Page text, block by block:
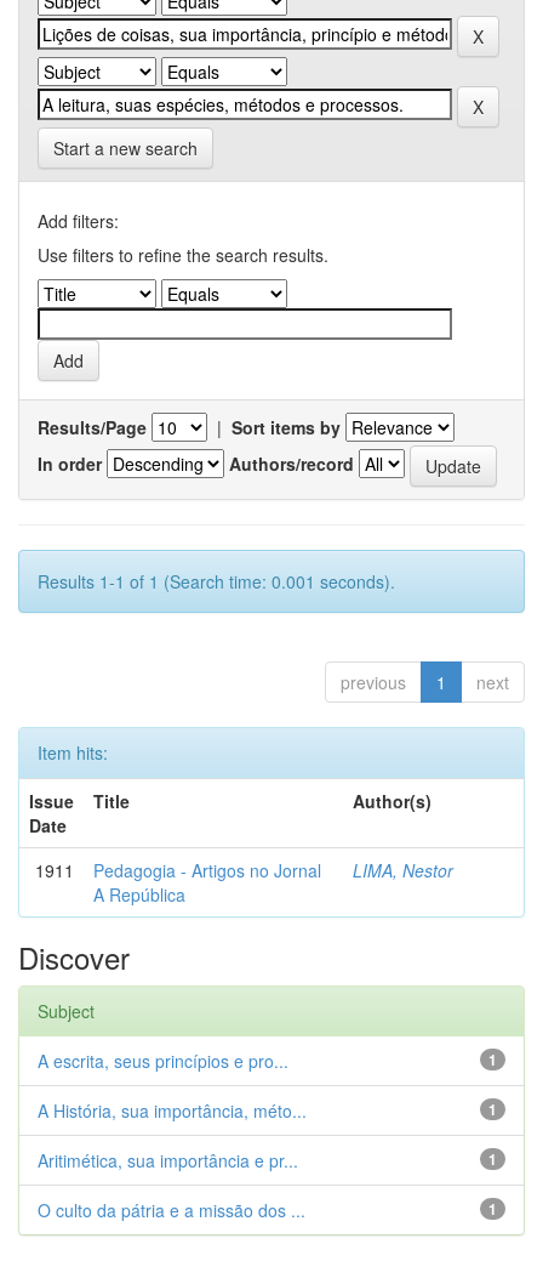
Start a new search
Add filters:
Use filters to refine the search results.
Results/Page | Sort items by
In order
Authors/record
Results 1-1 of 1 (Search time: 0.001 seconds).
previous 1 next
Item hits:
Issue
Date
Title Author(s)
1911
Pedagogia - Artigos no Jornal
A República
LIMA, Nestor
Discover
Subject
1
A escrita, seus princípios e pro...
1
A História, sua importância, méto...
1
Aritimética, sua importância e pr...
1
O culto da pátria e a missão dos ...